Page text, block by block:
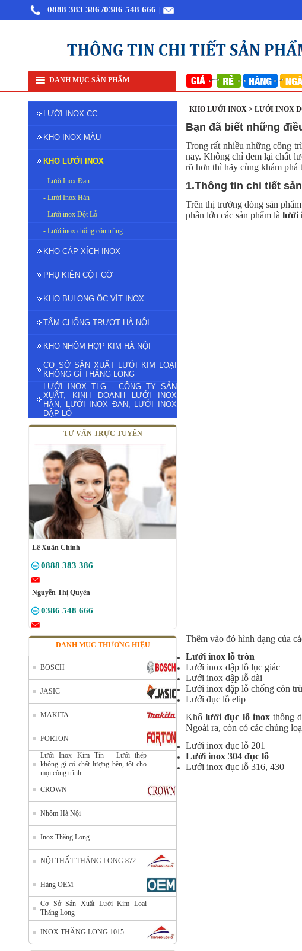
0888 383 386 /0386 548 666
DANH MỤC SẢN PHẨMBán lưới inox tại Hà Nội Lưới lọc inox 304 Lưới inox đan ô
LƯỚI INOX CC
KHO INOX MÀU
KHO LƯỚI INOX
- Lưới Inox Đan
- Lưới Inox Hàn
- Lưới inox Đột Lỗ
- Lưới inox chống côn trùng
KHO CÁP XÍCH INOX
PHỤ KIỆN CỘT CỜ
KHO BULONG ỐC VÍT INOX
TẤM CHỐNG TRƯỢT HÀ NỘI
KHO NHÔM HỢP KIM HÀ NỘI
CƠ SỞ SẢN XUẤT LƯỚI KIM LOẠI
KHÔNG GỈ THĂNG LONG
LƯỚI INOX TLG - CÔNG TY SẢN
XUẤT, KINH DOANH LƯỚI INOX
HÀN, LƯỚI INOX ĐAN, LƯỚI INOX
DẬP LỖ
TƯ VẤN TRỰC TUYẾN
Lê Xuân Chinh
0888 383 386
Nguyễn Thị Quyên
0386 548 666
DANH MỤC THƯƠNG HIỆU
BOSCH
JASIC
MAKITA
FORTON
Lưới Inox Kim Tín - Lưới thép
không gỉ có chất lượng bền, tốt cho
mọi công trình
CROWN
Nhôm Hà Nội
Inox Thăng Long
NỘI THẤT THĂNG LONG 872
Hàng OEM
Cơ Sở Sản Xuất Lưới Kim Loại
Thăng Long
INOX THĂNG LONG 1015
KHO LƯỚI INOX > LƯỚI INOX
Bạn đã biết những
Trong rất nhiều những công
nay. Không chỉ đem lại chất
rõ hơn thì hãy cùng khám phá
1.Thông tin chi tiết
Trên thị trường dòng sản
phần lớn các sản phẩm là lưới
Thêm vào đó hình dạng của
Lưới inox lỗ tròn
Lưới inox dập lỗ lục giác
Lưới inox dập lỗ dài
Lưới inox dập lỗ chống côn
Lưới đục lỗ elip
Khổlưới đục lỗ inoxthông
Ngoài ra, còn có các chủng
Lưới inox đục lỗ 201
Lưới inox 304 đục lỗ
Lưới inox đục lỗ 316, 430